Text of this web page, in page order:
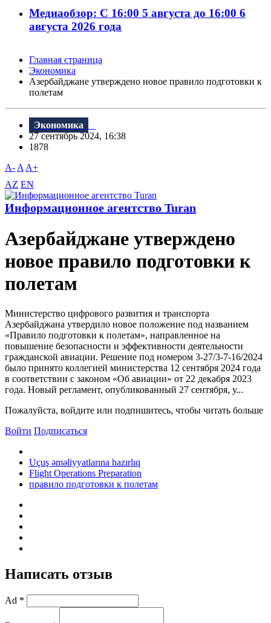
Медиаобзор: С 16:00 5 августа до 16:00 6
августа 2026 года
Главная страница
Экономика
Азербайджане утверждено новое правило подготовки к
полетам
Экономика
27 сентябрь 2024, 16:38
1878
A- A A+
AZ EN
Информационное агентство Turan
Азербайджане утверждено
новое правило подготовки к
полетам
Министерство цифрового развития и транспорта
Азербайджана утвердило новое положение под названием
«Правило подготовки к полетам», направленное на
повышение безопасности и эффективности деятельности
гражданской авиации. Решение под номером 3-27/3-7-16/2024
было принято коллегией министерства 12 сентября 2024 года
в соответствии с законом «Об авиации» от 22 декабря 2023
года. Новый регламент, опубликованный 27 сентября, у...
Пожалуйста, войдите или подпишитесь, чтобы читать больше
Войти Подписаться
Uçuş əməliyyatlarına hazırlıq
Flight Operations Preparation
правило подготовки к полетам
Написать отзыв
Ad *